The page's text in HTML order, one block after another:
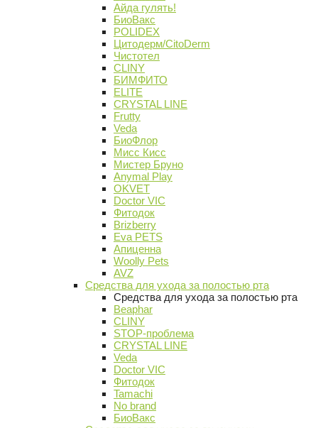
Айда гулять!
БиоВакс
POLIDEX
Цитодерм/CitoDerm
Чистотел
CLINY
БИМФИТО
ELITE
CRYSTAL LINE
Frutty
Veda
БиоФлор
Мисс Кисс
Мистер Бруно
Anymal Play
OKVET
Doctor VIC
Фитодок
Brizberry
Eva PETS
Апиценна
Woolly Pets
AVZ
Средства для ухода за полостью рта
Средства для ухода за полостью рта
Beaphar
CLINY
STOP-проблема
CRYSTAL LINE
Veda
Doctor VIC
Фитодок
Tamachi
No brand
БиоВакс